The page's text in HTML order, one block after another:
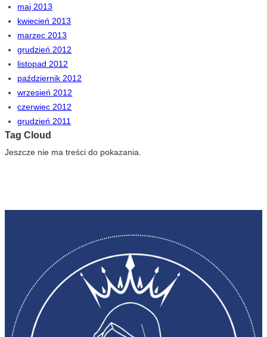
maj 2013
kwiecień 2013
marzec 2013
grudzień 2012
listopad 2012
październik 2012
wrzesień 2012
czerwiec 2012
grudzień 2011
Tag Cloud
Jeszcze nie ma treści do pokazania.